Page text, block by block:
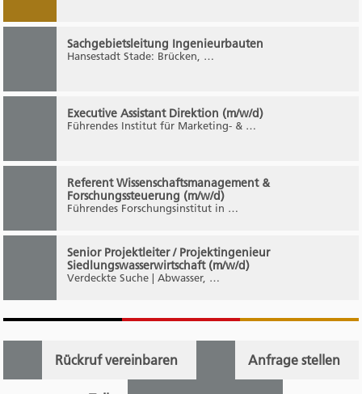
Sachgebietsleitung Ingenieurbauten
Hansestadt Stade: Brücken, …
Executive Assistant Direktion (m/w/d)
Führendes Institut für Marketing- & …
Referent Wissenschaftsmanagement &
Forschungssteuerung (m/w/d)
Führendes Forschungsinstitut in …
Senior Projektleiter / Projektingenieur
Siedlungswasserwirtschaft (m/w/d)
Verdeckte Suche | Abwasser, …
Rückruf vereinbaren Anfrage stellen